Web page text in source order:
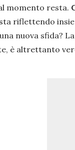
momento resta.
riflettendo
nuova sfida?
è altrettanto